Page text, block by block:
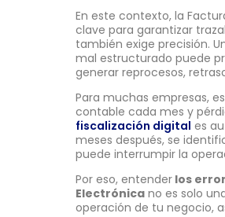
En este contexto, la
clave para garantizar
también exige precisión.
mal estructurado puede
generar reprocesos,
Para muchas empresas,
contable cada mes y
fiscalización digital es
meses después, se
puede interrumpir la
Por eso, entender los
Electrónica no es solo
operación de tu negocio,